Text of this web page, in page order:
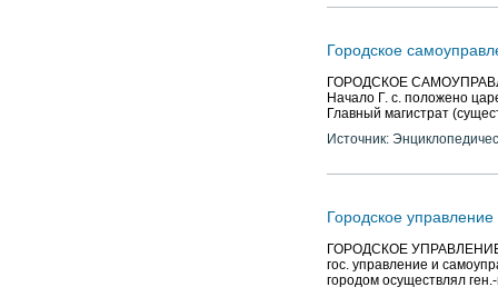
Городское
ГОРОДСКОЕ
Начало Г. с. положено
Главный магистрат
Источник:
Городское управление
ГОРОДСКОЕ УПРАВЛЕНИЕ.
гос. управление и
городом осуществлял